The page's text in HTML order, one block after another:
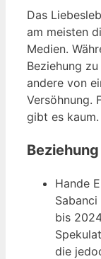
Das
am meisten
Medien.
Beziehung
andere von
Versöhnung.
gibt es kaum.
Hande
bis
die